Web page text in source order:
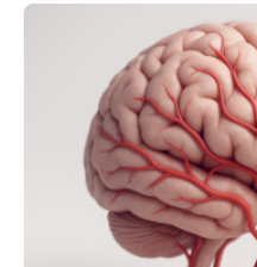
Woche vom
anderem zur
Gemeinschaftsforschung
Innovationsprogramm
Innovationskompetenz
Innovationstag
Berlin überbrachte das
Wirtschaft und Energie